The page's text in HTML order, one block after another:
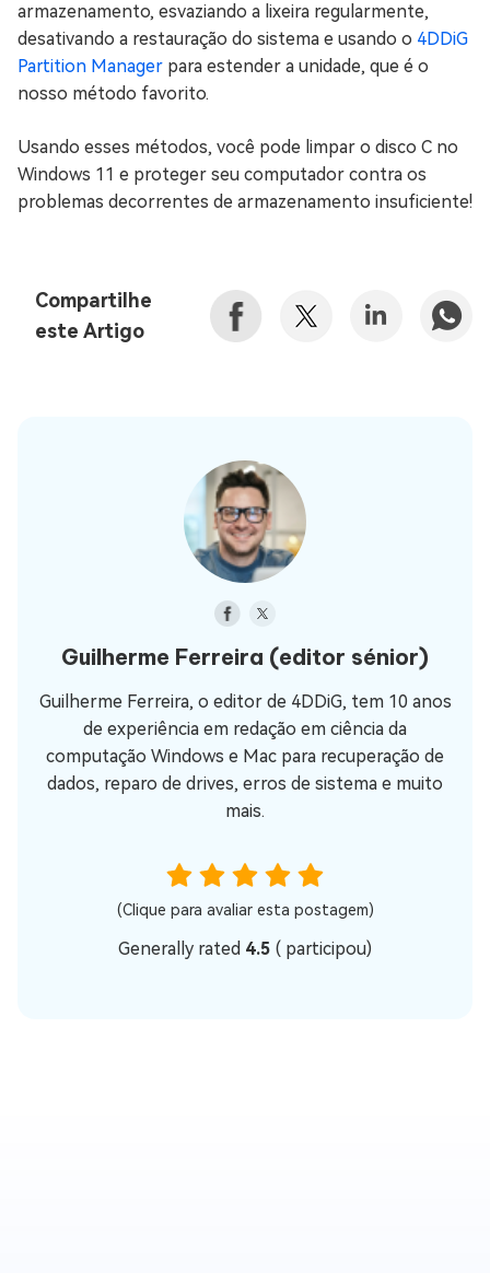
armazenamento, esvaziando a lixeira regularmente,
desativando a restauração do sistema e usando o 4DDiG
Partition Manager para estender a unidade, que é o
nosso método favorito.
Usando esses métodos, você pode limpar o disco C no
Windows 11 e proteger seu computador contra os
problemas decorrentes de armazenamento insuficiente!
Compartilhe
este Artigo
Guilherme Ferreira (editor sénior)
Guilherme Ferreira, o editor de 4DDiG, tem 10 anos
de experiência em redação em ciência da
computação Windows e Mac para recuperação de
dados, reparo de drives, erros de sistema e muito
mais.
(Clique para avaliar esta postagem)
Generally rated 4.5 ( participou)